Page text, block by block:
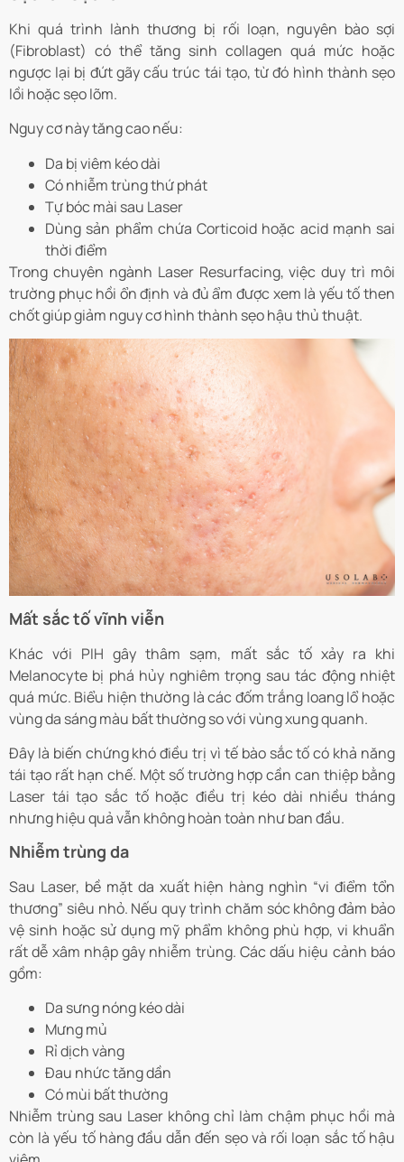
Khi quá trình lành thương bị rối loạn, nguyên bào sợi
(Fibroblast) có thể tăng sinh collagen quá mức hoặc
ngược lại bị đứt gãy cấu trúc tái tạo, từ đó hình thành sẹo
lồi hoặc sẹo lõm.
Nguy cơ này tăng cao nếu:
Da bị viêm kéo dài
Có nhiễm trùng thứ phát
Tự bóc mài sau Laser
Dùng sản phẩm chứa Corticoid hoặc acid mạnh sai
thời điểm
Trong chuyên ngành Laser Resurfacing, việc duy trì môi
trường phục hồi ổn định và đủ ẩm được xem là yếu tố then
chốt giúp giảm nguy cơ hình thành sẹo hậu thủ thuật.
Mất sắc tố vĩnh viễn
Khác với PIH gây thâm sạm, mất sắc tố xảy ra khi
Melanocyte bị phá hủy nghiêm trọng sau tác động nhiệt
quá mức. Biểu hiện thường là các đốm trắng loang lổ hoặc
vùng da sáng màu bất thường so với vùng xung quanh.
Đây là biến chứng khó điều trị vì tế bào sắc tố có khả năng
tái tạo rất hạn chế. Một số trường hợp cần can thiệp bằng
Laser tái tạo sắc tố hoặc điều trị kéo dài nhiều tháng
nhưng hiệu quả vẫn không hoàn toàn như ban đầu.
Nhiễm trùng da
Sau Laser, bề mặt da xuất hiện hàng nghìn “vi điểm tổn
thương” siêu nhỏ. Nếu quy trình chăm sóc không đảm bảo
vệ sinh hoặc sử dụng mỹ phẩm không phù hợp, vi khuẩn
rất dễ xâm nhập gây nhiễm trùng. Các dấu hiệu cảnh báo
gồm:
Da sưng nóng kéo dài
Mưng mủ
Rỉ dịch vàng
Đau nhức tăng dần
Có mùi bất thường
Nhiễm trùng sau Laser không chỉ làm chậm phục hồi mà
còn là yếu tố hàng đầu dẫn đến sẹo và rối loạn sắc tố hậu